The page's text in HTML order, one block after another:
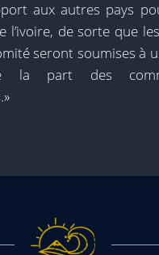
aux autres pays
l’ivoire, de sorte que
seront soumises à
la part des